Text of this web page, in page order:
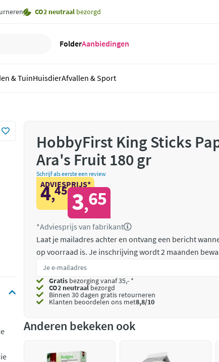
CO2 neutraal bezorgd
FolderAanbiedingen
& TuinHuisdierAfvallen & Sport
HobbyFirst King Sticks
Ara's Fruit 180 gr
Schrijf als eerste een review
ADVIESPRIJS*
4,45 3,65
*Adviesprijs van fabrikant
Laat je mailadres achter en ontvang een bericht
op voorraad is. Je inschrijving wordt 2 maanden
Gratis bezorging vanaf 35,- *
CO2 neutraalbezorgd
Binnen 30 dagen gratis retourneren
Klanten beoordelen ons met8,8/10
Anderen bekeken ook